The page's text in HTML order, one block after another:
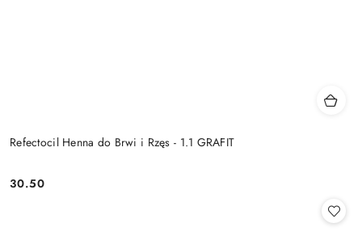
Refectocil Henna do Brwi i Rzęs - 1.1 GRAFIT
Cena:
30.50